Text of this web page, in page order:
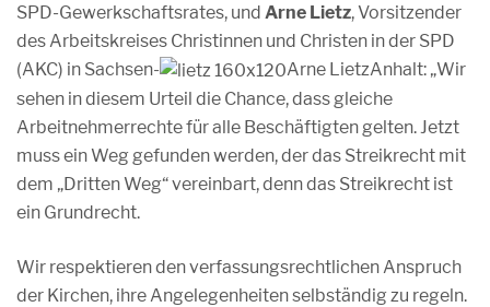
SPD-Gewerkschaftsrates, und Arne Lietz, Vorsitzender
des Arbeitskreises Christinnen und Christen in der SPD
(AKC) in Sachsen-
Arne LietzAnhalt: „Wir
sehen in diesem Urteil die Chance, dass gleiche
Arbeitnehmerrechte für alle Beschäftigten gelten. Jetzt
muss ein Weg gefunden werden, der das Streikrecht mit
dem „Dritten Weg“ vereinbart, denn das Streikrecht ist
ein Grundrecht.
Wir respektieren den verfassungsrechtlichen Anspruch
der Kirchen, ihre Angelegenheiten selbständig zu regeln.